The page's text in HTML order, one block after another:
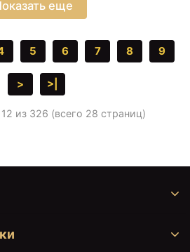
еще
5 6 7 8 9
> >|
из 326 (всего 28 страниц)